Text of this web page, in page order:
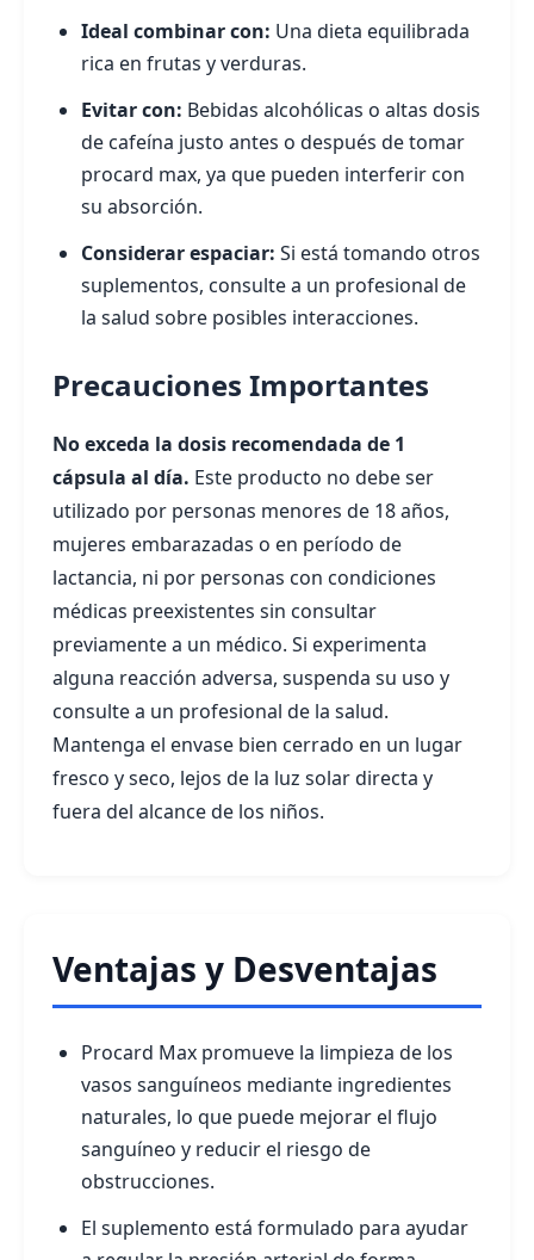
Ideal combinar con: Una dieta equilibrada
rica en frutas y verduras.
Evitar con: Bebidas alcohólicas o altas dosis
de cafeína justo antes o después de tomar
procard max, ya que pueden interferir con
su absorción.
Considerar espaciar: Si está tomando otros
suplementos, consulte a un profesional de
la salud sobre posibles interacciones.
Precauciones Importantes
No exceda la dosis recomendada de 1
cápsula al día. Este producto no debe ser
utilizado por personas menores de 18 años,
mujeres embarazadas o en período de
lactancia, ni por personas con condiciones
médicas preexistentes sin consultar
previamente a un médico. Si experimenta
alguna reacción adversa, suspenda su uso y
consulte a un profesional de la salud.
Mantenga el envase bien cerrado en un lugar
fresco y seco, lejos de la luz solar directa y
fuera del alcance de los niños.
Ventajas y Desventajas
Procard Max promueve la limpieza de los
vasos sanguíneos mediante ingredientes
naturales, lo que puede mejorar el flujo
sanguíneo y reducir el riesgo de
obstrucciones.
El suplemento está formulado para ayudar